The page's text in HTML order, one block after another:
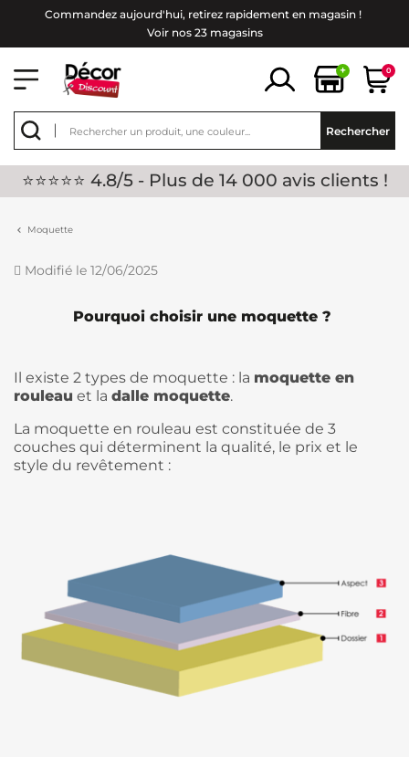
Commandez aujourd'hui, retirez rapidement en magasin !
Voir nos 23 magasins
+ 0
Rechercher
⭐⭐⭐⭐⭐ 4.8/5 - Plus de 14 000 avis clients !
Moquette
Modifié le 12/06/2025
Pourquoi choisir une moquette ?
Il existe 2 types de moquette : la moquette en
rouleau et la dalle moquette.
La moquette en rouleau est constituée de 3
couches qui déterminent la qualité, le prix et le
style du revêtement :